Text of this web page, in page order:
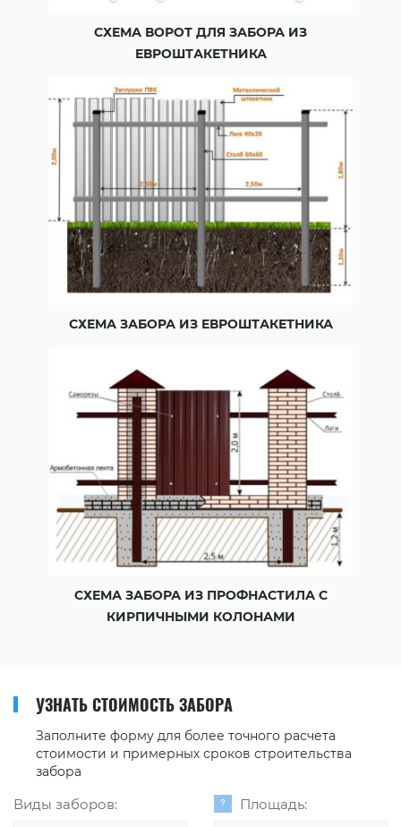
СХЕМА ВОРОТ ДЛЯ ЗАБОРА ИЗ
ЕВРОШТАКЕТНИКА
СХЕМА ЗАБОРА ИЗ ЕВРОШТАКЕТНИКА
СХЕМА ЗАБОРА ИЗ ПРОФНАСТИЛА С
КИРПИЧНЫМИ КОЛОНАМИ
УЗНАТЬ СТОИМОСТЬ ЗАБОРА
Заполните форму для более точного расчета
стоимости и примерных сроков строительства
забора
Виды заборов: Площадь: